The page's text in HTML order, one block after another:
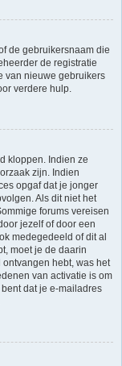
de gebruikersnaam die
de registratie
van nieuwe gebruikers
verdere hulp.
kloppen. Indien ze
zijn. Indien
opgaf dat je jonger
Als dit niet het
forums vereisen
jezelf of door een
medegedeeld of dit al
moet je de daarin
hebt, was het
van activatie is om
dat je e-mailadres